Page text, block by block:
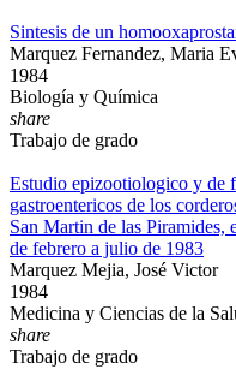
Sintesis de un
Marquez Fernandez, Maria
1984
Biología y Química
share
Trabajo de grado
Estudio epizootiologico y de
gastroentericos de los
San Martin de las Piramides,
de febrero a julio de 1983
Marquez Mejia, José Victor
1984
Medicina y Ciencias de la
share
Trabajo de grado